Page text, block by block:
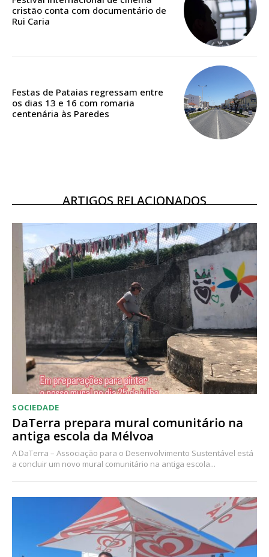
casa
Acesso aos conteúdos Exclusivos para
Escolha o plano
16€
12 meses
Acesso ao conteúdo online
Acesso aos conteúdos Exclusivos para
assinantes
Ofertas para assinatura anual
Escolha o plano
cristão conta com documentário de
Rui Caria
Festas de Pataias regressam entre
os dias 13 e 16 com romaria
centenária às Paredes
ARTIGOS RELACIONADOS
SOCIEDADE
DaTerra prepara mural comunitário na
antiga escola da Mélvoa
A DaTerra – Associação para o Desenvolvimento Sustentável está
a concluir um novo mural comunitário na antiga escola...